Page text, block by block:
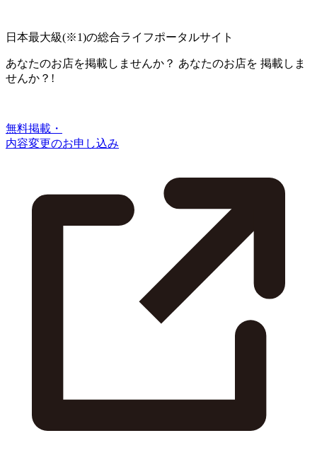
日本最大級(※1)の総合ライフポータルサイト
あなたのお店を掲載しませんか？ あなたのお店を 掲載しま
せんか？!
無料掲載・
内容変更のお申し込み